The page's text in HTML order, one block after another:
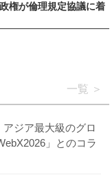
権が倫理規定協議に着
一覧
ジア最大級のグロ
」とのコラ